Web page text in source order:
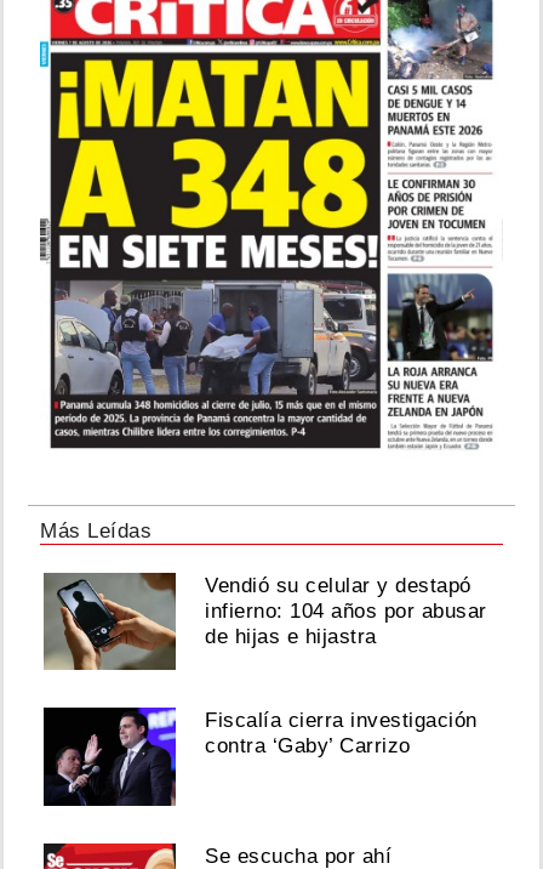
Más Leídas
Vendió su celular y destapó
infierno: 104 años por abusar
de hijas e hijastra
Fiscalía cierra investigación
contra ‘Gaby’ Carrizo
Se escucha por ahí